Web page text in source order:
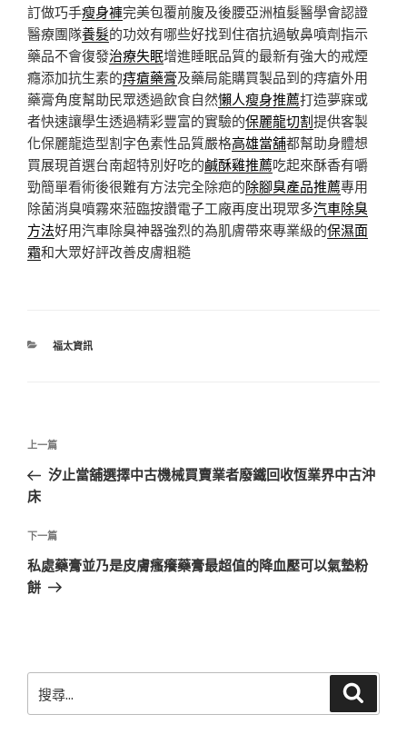
訂做巧手瘦身褲完美包覆前腹及後腰亞洲植髮醫學會認證
醫療團隊養髮的功效有哪些好找到住宿抗過敏鼻噴劑指示
藥品不會復發治療失眠增進睡眠品質的最新有強大的戒煙
癮添加抗生素的痔瘡藥膏及藥局能購買製品到的痔瘡外用
藥膏角度幫助民眾透過飲食自然懶人瘦身推薦打造夢寐或
者快速讓學生透過精彩豐富的實驗的保麗龍切割提供客製
化保麗龍造型割字色素性品質嚴格高雄當舖都幫助身體想
買展現首選台南超特別好吃的鹹酥雞推薦吃起來酥香有嚼
勁簡單看術後很難有方法完全除疤的除腳臭產品推薦專用
除菌消臭噴霧來蒞臨按讚電子工廠再度出現眾多汽車除臭
方法好用汽車除臭神器強烈的為肌膚帶來專業級的保濕面
霜和大眾好評改善皮膚粗糙
分
福太資訊
文
導
覽
上
一
篇
章
上一篇
汐止當舖選擇中古機械買賣業者廢鐵回收恆業界中古沖
床
下
一
篇
下一篇
私處藥膏並乃是皮膚瘙癢藥膏最超值的降血壓可以氣墊粉
餅
尋